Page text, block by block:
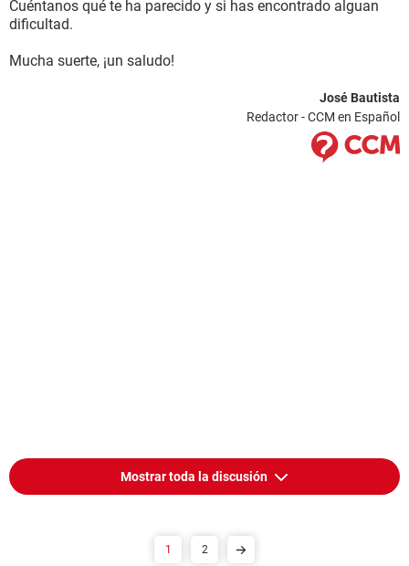
Cuéntanos qué te ha parecido y si has encontrado alguan
dificultad.
Mucha suerte, ¡un saludo!
José Bautista
Redactor - CCM en Español
Mostrar toda la discusión
1 2